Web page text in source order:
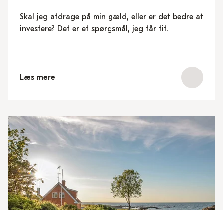
Skal jeg afdrage på min gæld, eller er det bedre at
investere? Det er et spørgsmål, jeg får tit.
Læs mere